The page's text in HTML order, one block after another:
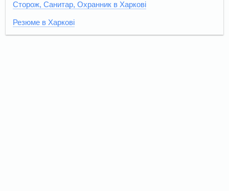
Сторож, Санитар, Охранник в Харкові
Резюме в Харкові